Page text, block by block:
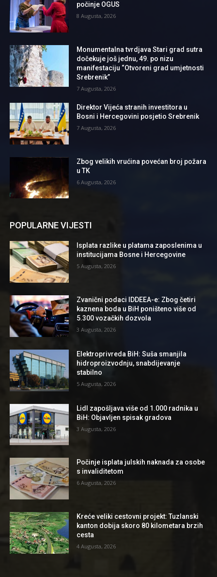
počinje OGUS
8 Augusta, 2026
Monumentalna tvrdjava Stari grad sutra
dočekuje još jednu, 49. po nizu
manifestaciju “Otvoreni grad umjetnosti
Srebrenik”
7 Augusta, 2026
Direktor Vijeća stranih investitora u
Bosni i Hercegovini posjetio Srebrenik
7 Augusta, 2026
Zbog velikih vrućina povećan broj požara
u TK
6 Augusta, 2026
POPULARNE VIJESTI
Isplata razlike u platama zaposlenima u
institucijama Bosne i Hercegovine
5 Augusta, 2026
Zvanični podaci IDDEEA-e: Zbog četiri
kaznena boda u BiH poništeno više od
5.300 vozačkih dozvola
3 Augusta, 2026
Elektroprivreda BiH: Suša smanjila
hidroproizvodnju, snabdijevanje
stabilno
5 Augusta, 2026
Lidl zapošljava više od 1.000 radnika u
BiH: Objavljen spisak gradova
3 Augusta, 2026
Počinje isplata julskih naknada za osobe
s invaliditetom
6 Augusta, 2026
Kreće veliki cestovni projekt: Tuzlanski
kanton dobija skoro 80 kilometara brzih
cesta
4 Augusta, 2026